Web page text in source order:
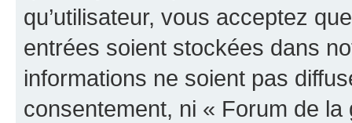
qu’utilisateur, vous acceptez
entrées soient stockées dans
informations ne soient pas
consentement, ni « Forum de